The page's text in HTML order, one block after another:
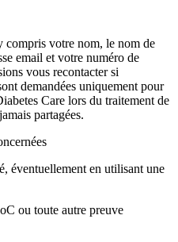
compris votre nom, le nom de
email et votre numéro de
vous recontacter si
demandées uniquement pour
Care lors du traitement de
partagées.
éventuellement en utilisant une
ou toute autre preuve